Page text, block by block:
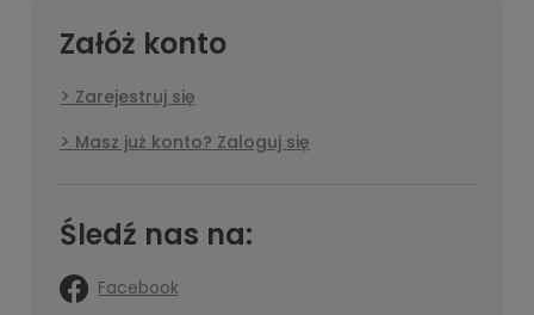
Załóż konto
Zarejestruj się
Masz już konto? Zaloguj się
Śledź nas na:
Facebook